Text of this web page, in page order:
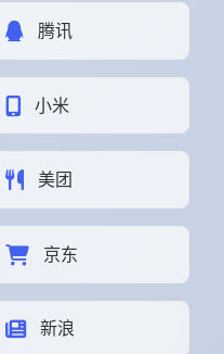
腾讯
小米
美团
京东
新浪